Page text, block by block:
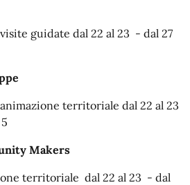
guidate dal 22 al 23 - dal 27
territoriale dal 22 al 23
Makers
territoriale dal 22 al 23 - dal